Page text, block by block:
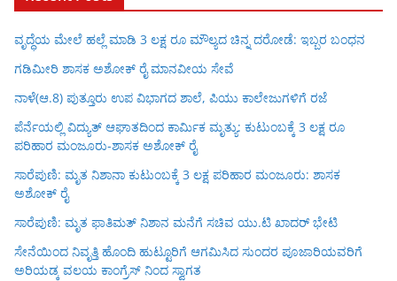
ವೃದ್ಧೆಯ ಮೇಲೆ ಹಲ್ಲೆ ಮಾಡಿ 3 ಲಕ್ಷ ರೂ ಮೌಲ್ಯದ ಚಿನ್ನ ದರೋಡೆ: ಇಬ್ಬರ ಬಂಧನ
ಗಡಿಮೀರಿ ಶಾಸಕ ಅಶೋಕ್ ರೈ ಮಾನವೀಯ ಸೇವೆ
ನಾಳೆ(ಆ.8) ಪುತ್ತೂರು ಉಪ ವಿಭಾಗದ ಶಾಲೆ, ಪಿಯು ಕಾಲೇಜುಗಳಿಗೆ ರಜೆ
ಪೆರ್ನೆಯಲ್ಲಿ ವಿದ್ಯುತ್ ಆಘಾತದಿಂದ ಕಾರ್ಮಿಕ ಮೃತ್ಯು: ಕುಟುಂಬಕ್ಕೆ 3 ಲಕ್ಷ ರೂ
ಪರಿಹಾರ ಮಂಜೂರು-ಶಾಸಕ ಅಶೋಕ್ ರೈ
ಸಾರೆಪುಣಿ: ಮೃತ ನಿಶಾನಾ ಕುಟುಂಬಕ್ಕೆ 3 ಲಕ್ಷ ಪರಿಹಾರ ಮಂಜೂರು: ಶಾಸಕ
ಅಶೋಕ್ ರೈ
ಸಾರೆಪುಣಿ: ಮೃತ ಫಾತಿಮತ್ ನಿಶಾನ ಮನೆಗೆ ಸಚಿವ ಯು.ಟಿ ಖಾದರ್ ಭೇಟಿ
ಸೇನೆಯಿಂದ ನಿವೃತ್ತಿ ಹೊಂದಿ ಹುಟ್ಟೂರಿಗೆ ಆಗಮಿಸಿದ ಸುಂದರ ಪೂಜಾರಿಯವರಿಗೆ
ಅರಿಯಡ್ಕ ವಲಯ ಕಾಂಗ್ರೆಸ್ ನಿಂದ ಸ್ವಾಗತ